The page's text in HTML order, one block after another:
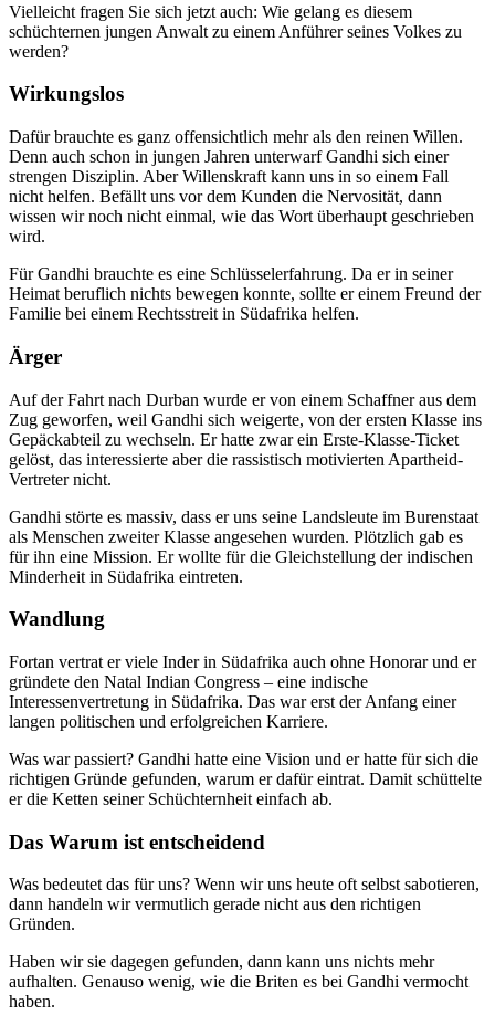
Vielleicht fragen Sie sich jetzt auch: Wie gelang es diesem
schüchternen jungen Anwalt zu einem Anführer seines Volkes zu
werden?
Wirkungslos
Dafür brauchte es ganz offensichtlich mehr als den reinen Willen.
Denn auch schon in jungen Jahren unterwarf Gandhi sich einer
strengen Disziplin. Aber Willenskraft kann uns in so einem Fall
nicht helfen. Befällt uns vor dem Kunden die Nervosität, dann
wissen wir noch nicht einmal, wie das Wort überhaupt geschrieben
wird.
Für Gandhi brauchte es eine Schlüsselerfahrung. Da er in seiner
Heimat beruflich nichts bewegen konnte, sollte er einem Freund der
Familie bei einem Rechtsstreit in Südafrika helfen.
Ärger
Auf der Fahrt nach Durban wurde er von einem Schaffner aus dem
Zug geworfen, weil Gandhi sich weigerte, von der ersten Klasse ins
Gepäckabteil zu wechseln. Er hatte zwar ein Erste-Klasse-Ticket
gelöst, das interessierte aber die rassistisch motivierten Apartheid-
Vertreter nicht.
Gandhi störte es massiv, dass er uns seine Landsleute im Burenstaat
als Menschen zweiter Klasse angesehen wurden. Plötzlich gab es
für ihn eine Mission. Er wollte für die Gleichstellung der indischen
Minderheit in Südafrika eintreten.
Wandlung
Fortan vertrat er viele Inder in Südafrika auch ohne Honorar und er
gründete den Natal Indian Congress – eine indische
Interessenvertretung in Südafrika. Das war erst der Anfang einer
langen politischen und erfolgreichen Karriere.
Was war passiert? Gandhi hatte eine Vision und er hatte für sich die
richtigen Gründe gefunden, warum er dafür eintrat. Damit schüttelte
er die Ketten seiner Schüchternheit einfach ab.
Das Warum ist entscheidend
Was bedeutet das für uns? Wenn wir uns heute oft selbst sabotieren,
dann handeln wir vermutlich gerade nicht aus den richtigen
Gründen.
Haben wir sie dagegen gefunden, dann kann uns nichts mehr
aufhalten. Genauso wenig, wie die Briten es bei Gandhi vermocht
haben.